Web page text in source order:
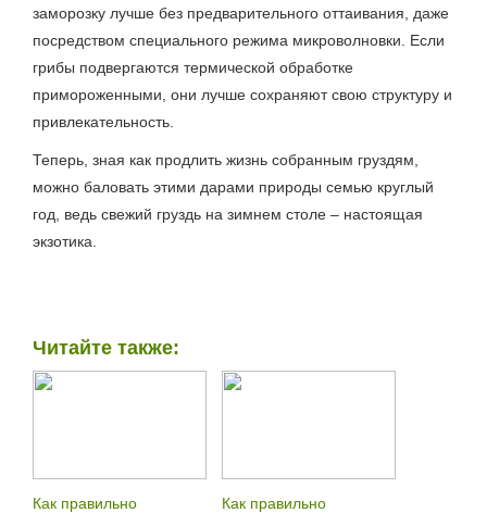
заморозку лучше без предварительного оттаивания, даже
посредством специального режима микроволновки. Если
грибы подвергаются термической обработке
примороженными, они лучше сохраняют свою структуру и
привлекательность.
Теперь, зная как продлить жизнь собранным груздям,
можно баловать этими дарами природы семью круглый
год, ведь свежий груздь на зимнем столе – настоящая
экзотика.
Читайте также:
Как правильно
Как правильно